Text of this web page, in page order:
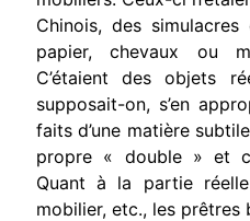
Chinois, des
papier, chevaux ou
C’étaient des objets
supposait-on, s’en
faits d’une matière
propre « double » et
Quant à la partie
mobi­lier, etc., les prêtres